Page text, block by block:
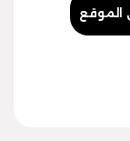
الموقع